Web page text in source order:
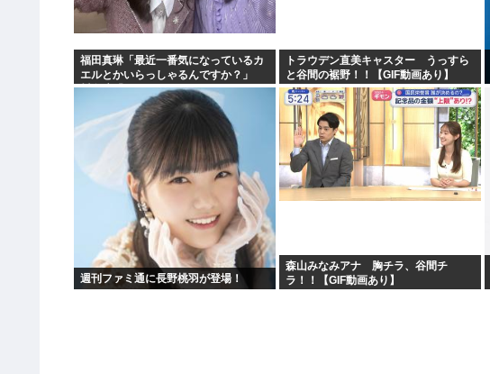
福田真琳「最近一番気になっているカ
エルとかいらっしゃるんですか？」
川名凜「それがいるんですよ」
トラウデン直美キャスター うっすら
と谷間の裾野！！【GIF動画あり】
週刊ファミ通に長野桃羽が登場！
森山みなみアナ 胸チラ、谷間チ
ラ！！【GIF動画あり】